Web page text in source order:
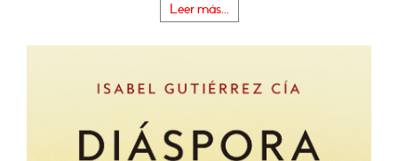
Leer más...